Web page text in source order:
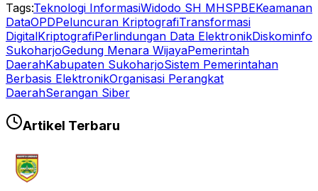
Tags:Teknologi InformasiWidodo SH MHSPBEKeamanan
DataOPDPeluncuran KriptografiTransformasi
DigitalKriptografiPerlindungan Data ElektronikDiskominfo
SukoharjoGedung Menara WijayaPemerintah
DaerahKabupaten SukoharjoSistem Pemerintahan
Berbasis ElektronikOrganisasi Perangkat
DaerahSerangan Siber
Artikel Terbaru